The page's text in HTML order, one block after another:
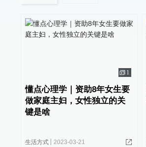
1
懂点心理学｜资助8年女生要
做家庭主妇，女性独立的关
键是啥
生活方式 2023-03-21